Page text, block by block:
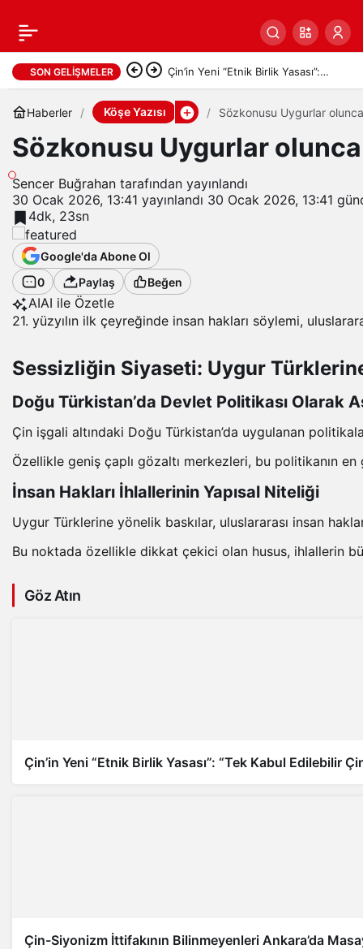
SON GELIŞMELER Çin’in Yeni “Etnik Birlik Yasası”:
“Tek Kabul Edilebilir Çin Kimliği
Dayatılıyor”
Haberler Köşe Yazısı Sözkonusu Uygurlar
Sözkonusu Uygurlar
Sencer Buğrahan tarafından yayınlandı
30 Ocak 2026, 13:41 yayınlandı 30 Ocak 2026, 13:41
4dk, 23sn
Google'da Abone Ol
0
Paylaş Beğen
AIAI ile Özetle
21. yüzyılın ilk çeyreğinde insan hakları söylemi,
Sessizliğin Siyaseti: Uygur
Doğu Türkistan’da Devlet Politikası Olarak
Çin işgali altındaki Doğu Türkistan’da uygulanan
Özellikle geniş çaplı gözaltı merkezleri, bu politikanın
İnsan Hakları İhlallerinin Yapısal Niteliği
Uygur Türklerine yönelik baskılar, uluslararası insan
Bu noktada özellikle dikkat çekici olan husus, ihlallerin
Göz Atın
Çin’in Yeni “Etnik Birlik Yasası”: “Tek Kabul Edilebilir
Çin-Siyonizm İttifakının Bilinmeyenleri Ankara’da